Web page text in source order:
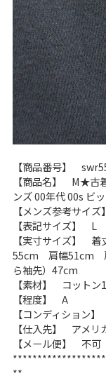
【商品番号】
【商品名】 M★古
ンズ 00年代 00s ビ
【メンズ参考サイ
【表記サイズ】 L
【実寸サイズ】 着
55cm 肩幅51cm
ら袖先）47cm
【素材】 コットン
【程度】 A
【コンディション
【仕入先】 アメリ
【メール便】 不可
**